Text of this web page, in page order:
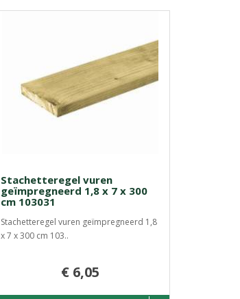
Stachetteregel vuren
geïmpregneerd 1,8 x 7 x 300
cm 103031
Stachetteregel vuren geïmpregneerd 1,8
x 7 x 300 cm 103..
€ 6,05